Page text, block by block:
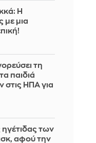
Η
με μια
τη
παιδιά
στις ΗΠΑ για
των
αφού την